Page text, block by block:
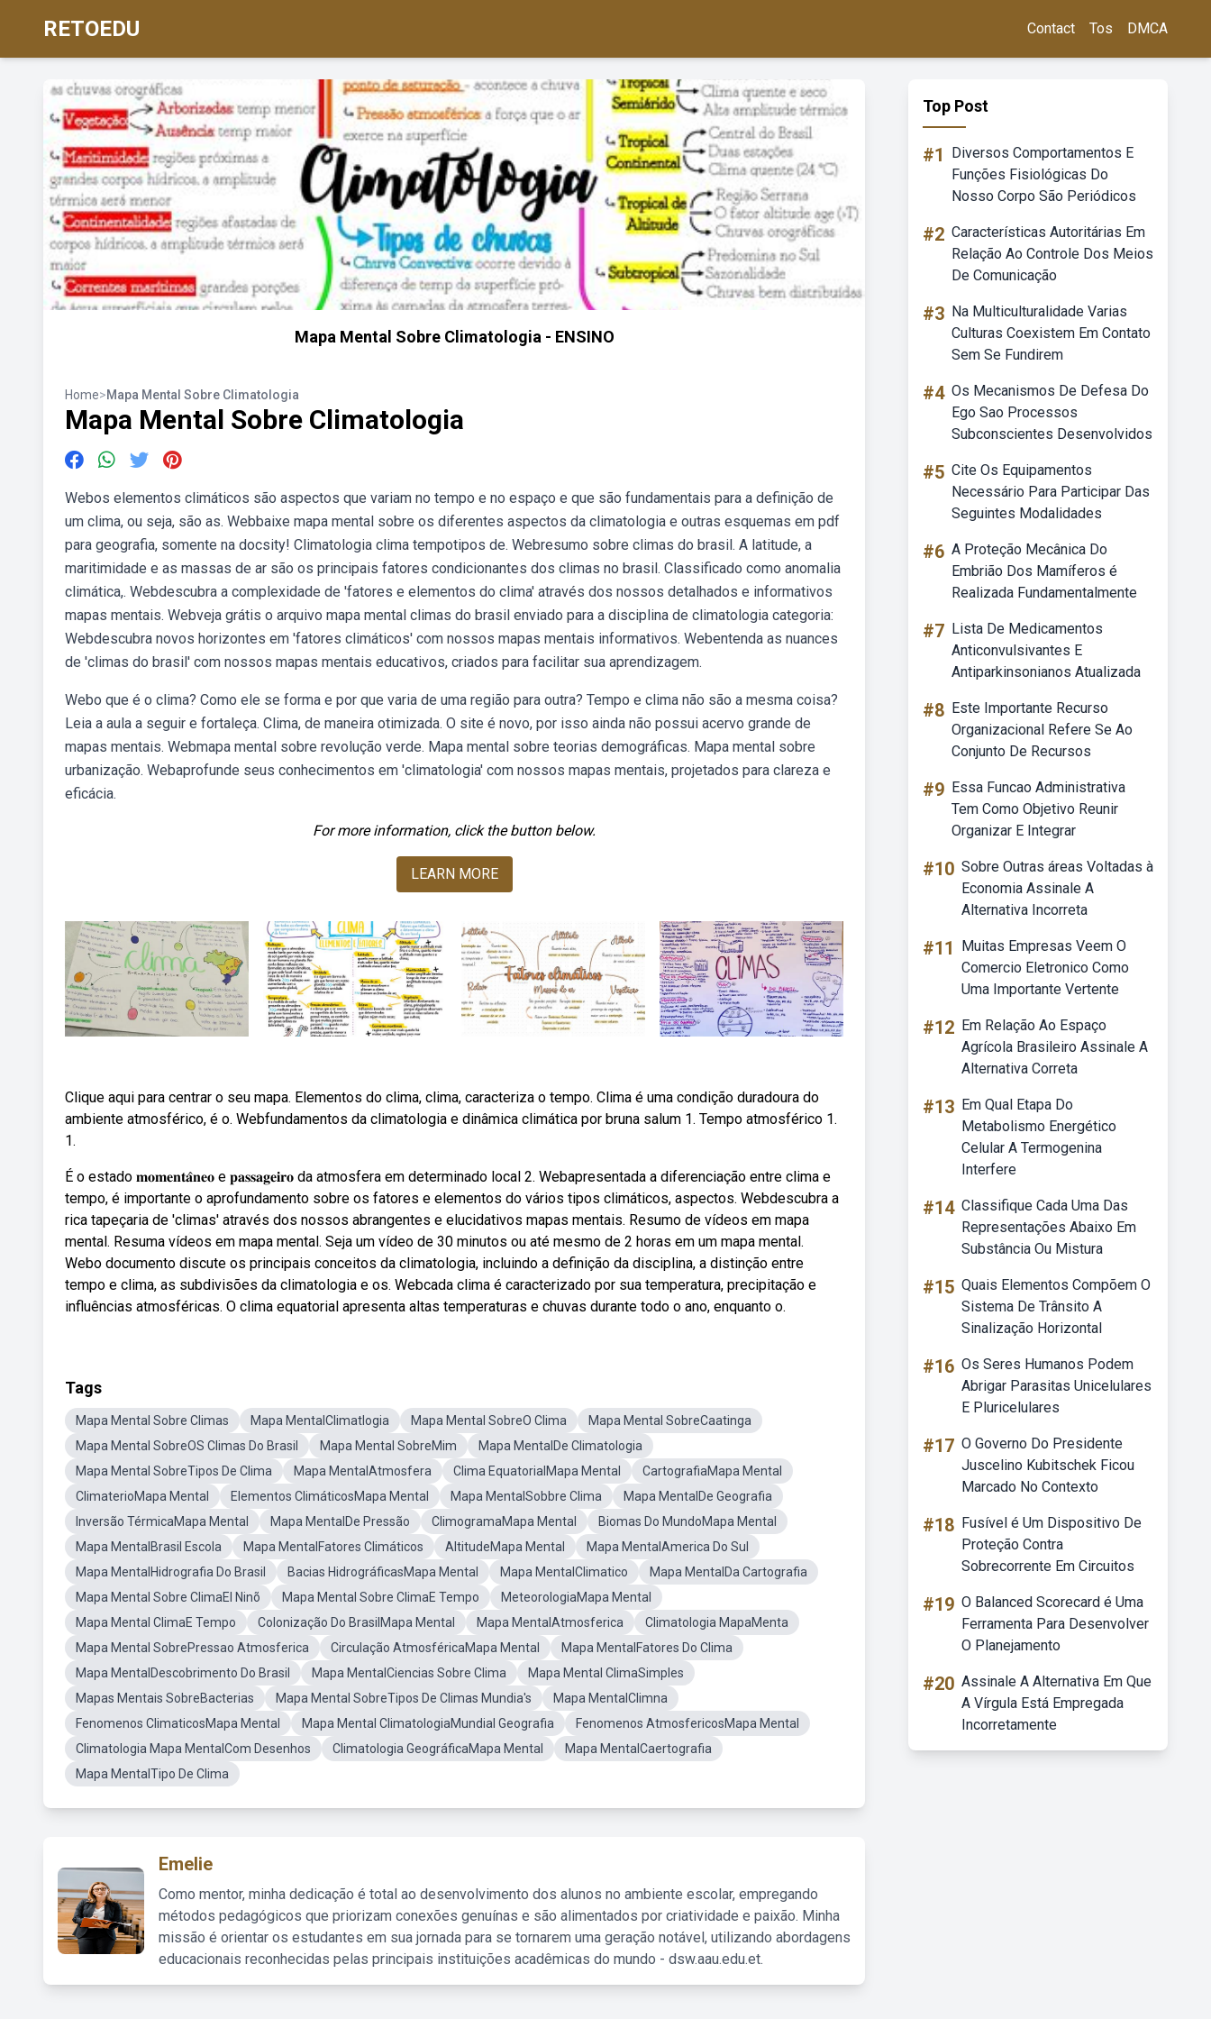
RETOEDU Contact Tos DMCA
Mapa Mental Sobre Climatologia - ENSINO
Home>Mapa Mental Sobre Climatologia
Mapa Mental Sobre Climatologia
Webos elementos climáticos são aspectos que variam no tempo e no espaço e que são fundamentais para a definição de
um clima, ou seja, são as. Webbaixe mapa mental sobre os diferentes aspectos da climatologia e outras esquemas em pdf
para geografia, somente na docsity! Climatologia clima tempotipos de. Webresumo sobre climas do brasil. A latitude, a
maritimidade e as massas de ar são os principais fatores condicionantes dos climas no brasil. Classificado como anomalia
climática,. Webdescubra a complexidade de 'fatores e elementos do clima' através dos nossos detalhados e informativos
mapas mentais. Webveja grátis o arquivo mapa mental climas do brasil enviado para a disciplina de climatologia categoria:
Webdescubra novos horizontes em 'fatores climáticos' com nossos mapas mentais informativos. Webentenda as nuances
de 'climas do brasil' com nossos mapas mentais educativos, criados para facilitar sua aprendizagem.
Webo que é o clima? Como ele se forma e por que varia de uma região para outra? Tempo e clima não são a mesma coisa?
Leia a aula a seguir e fortaleça. Clima, de maneira otimizada. O site é novo, por isso ainda não possui acervo grande de
mapas mentais. Webmapa mental sobre revolução verde. Mapa mental sobre teorias demográficas. Mapa mental sobre
urbanização. Webaprofunde seus conhecimentos em 'climatologia' com nossos mapas mentais, projetados para clareza e
eficácia.
For more information, click the button below.
LEARN MORE
Clique aqui para centrar o seu mapa. Elementos do clima, clima, caracteriza o tempo. Clima é uma condição duradoura do
ambiente atmosférico, é o. Webfundamentos da climatologia e dinâmica climática por bruna salum 1. Tempo atmosférico 1.
1.
É o estado 𝐦𝐨𝐦𝐞𝐧𝐭𝐚̂𝐧𝐞𝐨 e 𝐩𝐚𝐬𝐬𝐚𝐠𝐞𝐢𝐫𝐨 da atmosfera em determinado local 2. Webapresentada a diferenciação entre clima e
tempo, é importante o aprofundamento sobre os fatores e elementos do vários tipos climáticos, aspectos. Webdescubra a
rica tapeçaria de 'climas' através dos nossos abrangentes e elucidativos mapas mentais. Resumo de vídeos em mapa
mental. Resuma vídeos em mapa mental. Seja um vídeo de 30 minutos ou até mesmo de 2 horas em um mapa mental.
Webo documento discute os principais conceitos da climatologia, incluindo a definição da disciplina, a distinção entre
tempo e clima, as subdivisões da climatologia e os. Webcada clima é caracterizado por sua temperatura, precipitação e
influências atmosféricas. O clima equatorial apresenta altas temperaturas e chuvas durante todo o ano, enquanto o.
Tags
Mapa Mental Sobre Climas Mapa MentalClimatlogia Mapa Mental SobreO Clima
Mapa Mental SobreCaatinga
Mapa Mental SobreOS Climas Do Brasil
Mapa Mental SobreMim
Mapa MentalDe Climatologia
Mapa Mental SobreTipos De Clima
Mapa MentalAtmosfera Clima EquatorialMapa Mental
CartografiaMapa Mental
ClimaterioMapa Mental
Elementos ClimáticosMapa Mental Mapa MentalSobbre Clima
Mapa MentalDe Geografia
Inversão TérmicaMapa Mental
Mapa MentalDe Pressão ClimogramaMapa Mental
Biomas Do MundoMapa Mental
Mapa MentalBrasil Escola
Mapa MentalFatores Climáticos AltitudeMapa Mental
Mapa MentalAmerica Do Sul
Mapa MentalHidrografia Do Brasil
Bacias HidrográficasMapa Mental Mapa MentalClimatico
Mapa MentalDa Cartografia
Mapa Mental Sobre ClimaEl Ninõ
Mapa Mental Sobre ClimaE Tempo
MeteorologiaMapa Mental
Mapa Mental ClimaE Tempo
Colonização Do BrasilMapa Mental Mapa MentalAtmosferica
Climatologia MapaMenta
Mapa Mental SobrePressao Atmosferica
Circulação AtmosféricaMapa Mental
Mapa MentalFatores Do Clima
Mapa MentalDescobrimento Do Brasil
Mapa MentalCiencias Sobre Clima
Mapa Mental ClimaSimples
Mapas Mentais SobreBacterias
Mapa Mental SobreTipos De Climas Mundia's
Mapa MentalClimna
Fenomenos ClimaticosMapa Mental
Mapa Mental ClimatologiaMundial Geografia
Fenomenos AtmosfericosMapa Mental
Climatologia Mapa MentalCom Desenhos
Climatologia GeográficaMapa Mental
Mapa MentalCaertografia
Mapa MentalTipo De Clima
Emelie
Como mentor, minha dedicação é total ao desenvolvimento dos alunos no ambiente escolar, empregando
métodos pedagógicos que priorizam conexões genuínas e são alimentados por criatividade e paixão. Minha
missão é orientar os estudantes em sua jornada para se tornarem uma geração notável, utilizando abordagens
educacionais reconhecidas pelas principais instituições acadêmicas do mundo - dsw.aau.edu.et.
Top Post
#1
Diversos Comportamentos E
Funções Fisiológicas Do
Nosso Corpo São Periódicos
#2 Características Autoritárias Em
Relação Ao Controle Dos Meios
De Comunicação
#3 Na Multiculturalidade Varias
Culturas Coexistem Em Contato
Sem Se Fundirem
#4 Os Mecanismos De Defesa Do
Ego Sao Processos
Subconscientes Desenvolvidos
#5 Cite Os Equipamentos
Necessário Para Participar Das
Seguintes Modalidades
#6 A Proteção Mecânica Do
Embrião Dos Mamíferos é
Realizada Fundamentalmente
#7 Lista De Medicamentos
Anticonvulsivantes E
Antiparkinsonianos Atualizada
#8 Este Importante Recurso
Organizacional Refere Se Ao
Conjunto De Recursos
#9 Essa Funcao Administrativa
Tem Como Objetivo Reunir
Organizar E Integrar
#10 Sobre Outras áreas Voltadas à
Economia Assinale A
Alternativa Incorreta
#11
Muitas Empresas Veem O
Comercio Eletronico Como
Uma Importante Vertente
#12 Em Relação Ao Espaço
Agrícola Brasileiro Assinale A
Alternativa Correta
#13 Em Qual Etapa Do
Metabolismo Energético
Celular A Termogenina
Interfere
#14 Classifique Cada Uma Das
Representações Abaixo Em
Substância Ou Mistura
#15 Quais Elementos Compõem O
Sistema De Trânsito A
Sinalização Horizontal
#16 Os Seres Humanos Podem
Abrigar Parasitas Unicelulares
E Pluricelulares
#17 O Governo Do Presidente
Juscelino Kubitschek Ficou
Marcado No Contexto
#18 Fusível é Um Dispositivo De
Proteção Contra
Sobrecorrente Em Circuitos
#19 O Balanced Scorecard é Uma
Ferramenta Para Desenvolver
O Planejamento
#20 Assinale A Alternativa Em Que
A Vírgula Está Empregada
Incorretamente